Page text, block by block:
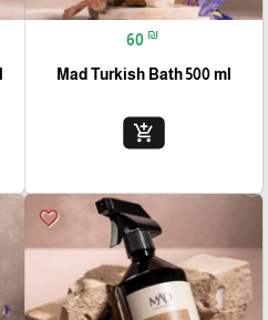
60 ₪
Mad Turkish Bath 500 ml
add_shopping_cart
favorite_border